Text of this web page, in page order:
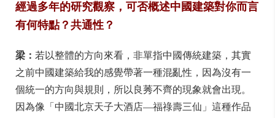
經過多年的研究觀察，可否概述中國建築對你而言
有何特點？共通性？
梁： 若以整體的方向來看，非單指中國傳統建築，其實
之前中國建築給我的感覺帶著一種混亂性，因為沒有一
個統一的方向與規則，所以良莠不齊的現象就會出現。
因為像「中國北京天子大酒店—福祿壽三仙」這種作品